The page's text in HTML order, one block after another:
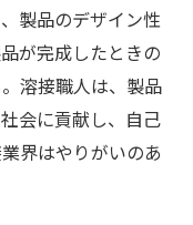
製品のデザイン性
が完成したときの
溶接職人は、製品
会に貢献し、自己
界はやりがいのあ